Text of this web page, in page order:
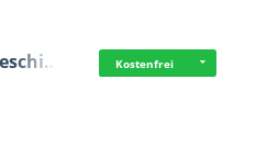
Kostenfrei